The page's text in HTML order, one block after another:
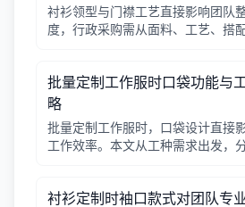
衬衫领型与门襟工艺直接影响团队
度，行政采购需从面料、工艺、搭
批量定制工作服时口袋功能与
略
批量定制工作服时，口袋设计直接
工作效率。本文从工种需求出发，
衬衫定制时袖口款式对团队专